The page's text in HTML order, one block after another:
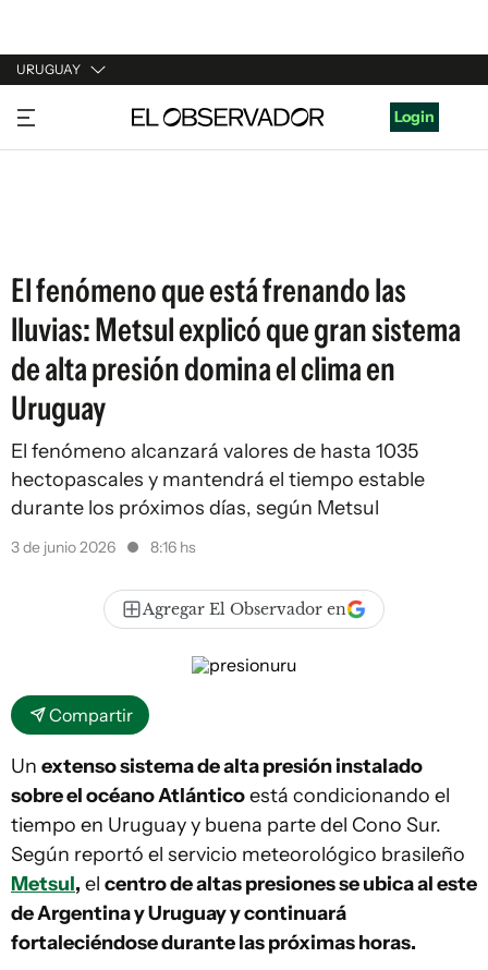
URUGUAY
URUGUAY
ARGENTINA
Login
El fenómeno que está frenando las
lluvias: Metsul explicó que gran sistema
de alta presión domina el clima en
Uruguay
El fenómeno alcanzará valores de hasta 1035
hectopascales y mantendrá el tiempo estable
durante los próximos días, según Metsul
3 de junio 2026 8:16 hs
Agregar El Observador en
Compartir
Un extenso sistema de alta presión instalado
sobre el océano Atlánticoestá condicionando el
tiempo en Uruguay y buena parte del Cono Sur.
Según reportó el servicio meteorológico brasileño
Metsul, el centro de altas presiones se ubica al este
de Argentina y Uruguay y continuará
fortaleciéndose durante las próximas horas.